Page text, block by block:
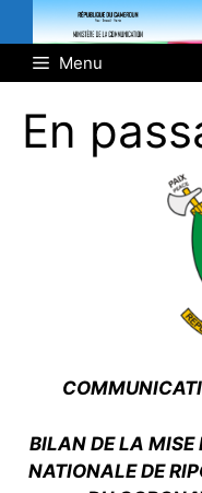
Aller
au
contenuMenu
En
BILAN DE LA MISE
NATIONALE DE